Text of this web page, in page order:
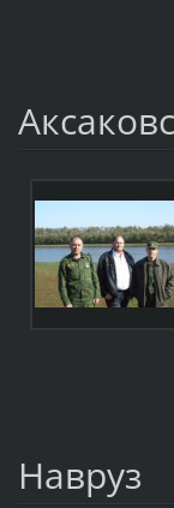
Навруз